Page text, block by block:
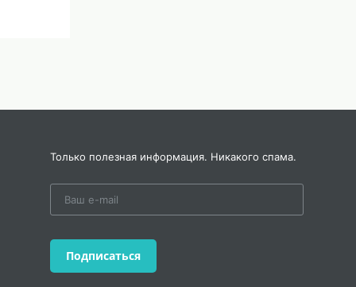
Только полезная информация. Никакого спама.
Подписаться